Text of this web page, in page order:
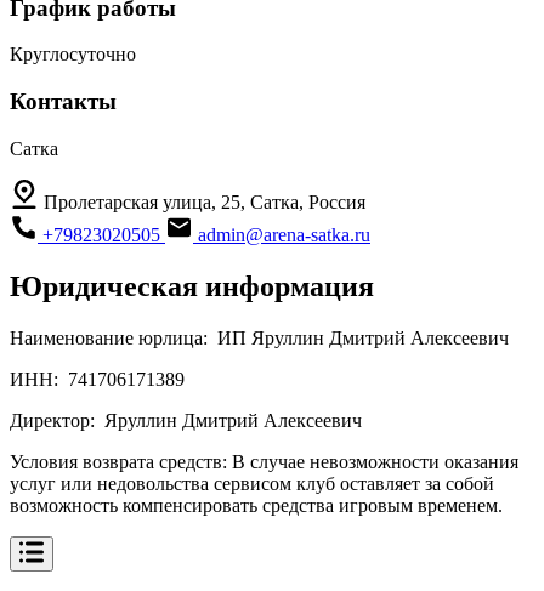
График работы
Круглосуточно
Контакты
Сатка
Пролетарская улица, 25, Сатка, Россия
+79823020505
admin@arena-satka.ru
Юридическая информация
Наименование юрлица: ИП Яруллин Дмитрий Алексеевич
ИНН: 741706171389
Директор: Яруллин Дмитрий Алексеевич
Условия возврата средств: В случае невозможности оказания
услуг или недовольства сервисом клуб оставляет за собой
возможность компенсировать средства игровым временем.